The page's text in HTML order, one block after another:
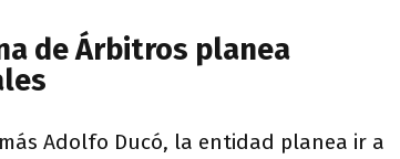
de Árbitros planea
Adolfo Ducó, la entidad planea ir a